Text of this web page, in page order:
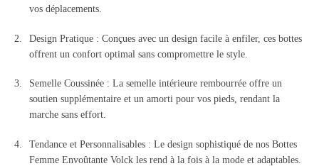
vos déplacements.
Design Pratique : Conçues avec un design facile à enfiler, ces bottes
offrent un confort optimal sans compromettre le style.
Semelle Coussinée : La semelle intérieure rembourrée offre un
soutien supplémentaire et un amorti pour vos pieds, rendant la
marche sans effort.
Tendance et Personnalisables : Le design sophistiqué de nos Bottes
Femme Envoûtante Volck les rend à la fois à la mode et adaptables.